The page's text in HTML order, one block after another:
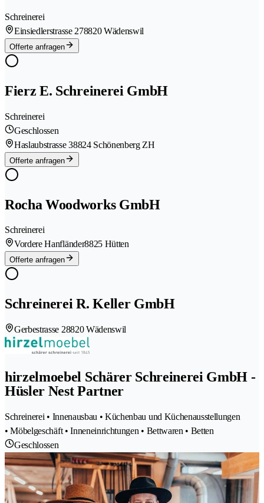
Schreinerei
Einsiedlerstrasse 278820 Wädenswil
Offerte anfragen
Fierz E. Schreinerei GmbH
Schreinerei
Geschlossen
Haslaubstrasse 38824 Schönenberg ZH
Offerte anfragen
Rocha Woodworks GmbH
Schreinerei
Vordere Hanfländer8825 Hütten
Offerte anfragen
Schreinerei R. Keller GmbH
Gerbestrasse 28820 Wädenswil
hirzelmoebel Schärer Schreinerei GmbH -
Hüsler Nest Partner
Schreinerei • Innenausbau • Küchenbau und Küchenausstellungen
• Möbelgeschäft • Inneneinrichtungen • Bettwaren • Betten
Geschlossen